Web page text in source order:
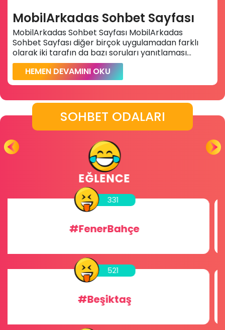
MobilArkadas Sohbet Sayfası
MobilArkadas Sohbet Sayfası MobilArkadas
Sohbet Sayfası diğer birçok uygulamadan farklı
olarak iki tarafın da bazı soruları yanıtlaması...
HEMEN DEVAMINI OKU
SOHBET ODALARI
GLOBAL ODALAR
456
#Sohbet
256
#Chat